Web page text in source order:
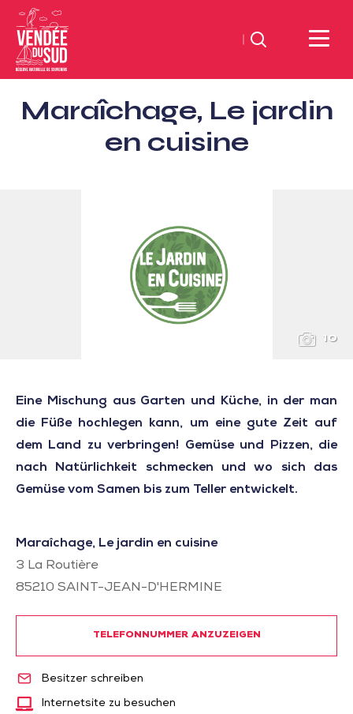
Sud
Vendée
Suchen
Maraîchage, Le jardin
en cuisine
10
Eine Mischung aus Garten und Küche, in der man
die Füße hochlegen kann, um eine gute Zeit auf
dem Land zu verbringen! Gemüse und Pizzen, die
nach Natürlichkeit schmecken und wo sich das
Gemüse vom Samen bis zum Teller entwickelt.
Maraîchage, Le jardin en cuisine
3 La Routière
85210 SAINT-JEAN-D'HERMINE
TELEFONNUMMER ANZUZEIGEN
Besitzer schreiben
Internetsite zu besuchen